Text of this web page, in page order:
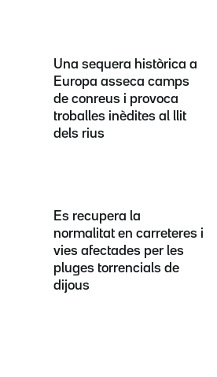
Una sequera històrica a
Europa asseca camps
de conreus i provoca
troballes inèdites al llit
dels rius
Es recupera la
normalitat en carreteres i
vies afectades per les
pluges torrencials de
dijous